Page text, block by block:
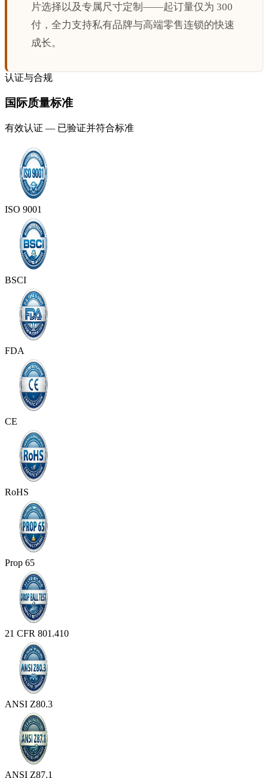
片选择以及专属尺寸定制——起订量仅为 300
付，全力支持私有品牌与高端零售连锁的快速
成长。
认证与合规
国际质量标准
有效认证 — 已验证并符合标准
ISO 9001
BSCI
FDA
CE
RoHS
Prop 65
21 CFR 801.410
ANSI Z80.3
ANSI Z87.1